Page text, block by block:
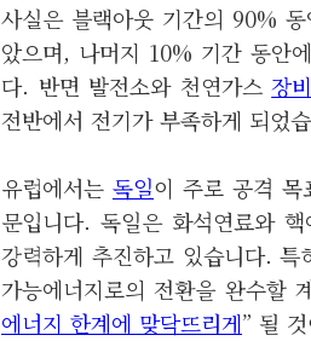
사실은 블랙아웃 기간의 90%
았으며, 나머지 10% 기간 동안
다. 반면 발전소와 천연가스장
전반에서 전기가 부족하게 되었
유럽에서는 독일이 주로 공격
문입니다. 독일은 화석연료와
강력하게 추진하고 있습니다.
가능에너지로의 전환을 완수할
에너지 한계에 맞닥뜨리게” 될